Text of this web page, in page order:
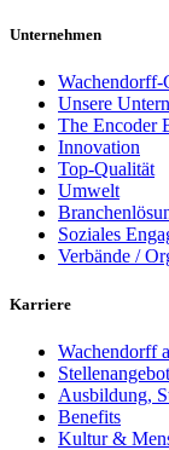
Unternehmen
Wachendorff-
Unsere
The Encoder
Innovation
Top-Qualität
Umwelt
Soziales
Verbände /
Karriere
Wachendorff
Ausbildung,
Benefits
Kultur &